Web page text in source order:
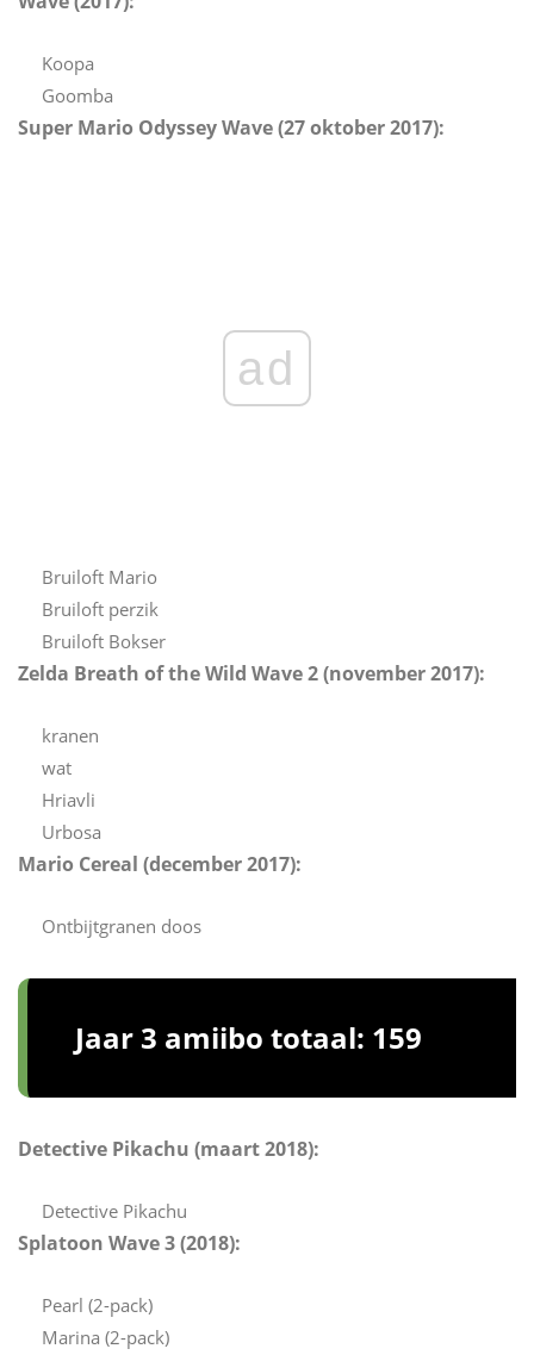
Koopa
Goomba
Super Mario Odyssey Wave (27 oktober 2017):
ad
Bruiloft Mario
Bruiloft perzik
Bruiloft Bokser
Zelda Breath of the Wild Wave 2 (november 2017):
kranen
wat
Hriavli
Urbosa
Mario Cereal (december 2017):
Ontbijtgranen doos
Jaar 3 amiibo totaal: 159
Detective Pikachu (maart 2018):
Detective Pikachu
Splatoon Wave 3 (2018):
Pearl (2-pack)
Marina (2-pack)